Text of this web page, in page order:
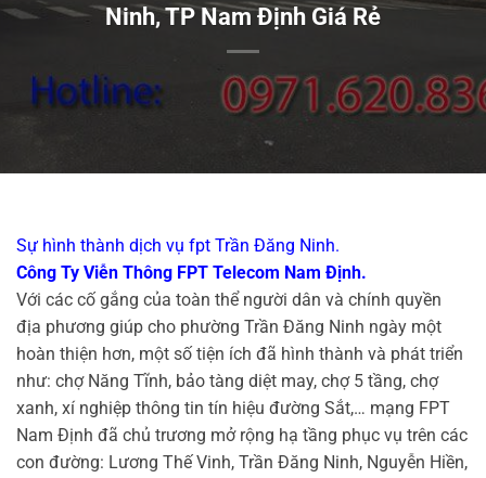
Ninh, TP Nam Định Giá Rẻ
Sự hình thành dịch vụ fpt Trần Đăng Ninh.
Công Ty Viễn Thông FPT Telecom Nam Định.
Với các cố gắng của toàn thể người dân và chính quyền
địa phương giúp cho phường Trần Đăng Ninh ngày một
hoàn thiện hơn, một số tiện ích đã hình thành và phát triển
như: chợ Năng Tĩnh, bảo tàng diệt may, chợ 5 tầng, chợ
xanh, xí nghiệp thông tin tín hiệu đường Sắt,… mạng FPT
Nam Định đã chủ trương mở rộng hạ tầng phục vụ trên các
con đường: Lương Thế Vinh, Trần Đăng Ninh, Nguyễn Hiền,